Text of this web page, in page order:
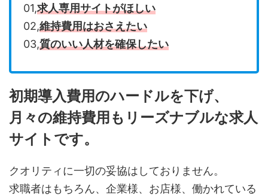
01,求人専用サイトがほしい
02,維持費用はおさえたい
03,質のいい人材を確保したい
初期導入費用のハードルを下げ、
月々の維持費用もリーズナブルな求人
サイトです。
クオリティに一切の妥協はしておりません。
求職者はもちろん、企業様、お店様、働かれている